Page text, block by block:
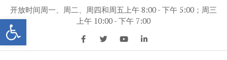
打开工具条
容
开放时间周一、周二、周四和周五上午 8:00 - 下午 5:00；周三
上午 10:00 - 下午 7:00